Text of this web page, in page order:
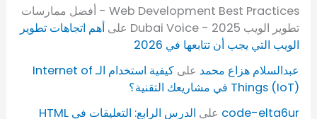
Web Development Best Practices - أفضل ممارسات
تطوير الويب 2025 - Dubai Voice
علىأهم اتجاهات تطوير
الويب التي يجب أن تتابعها في 2026
عبدالسلام هزاع محمد على
كيفية استخدام الـ Internet of
Things (IoT) في مشاريعك التقنية؟
code-elta6ur على الدرس الرابع: التعليقات في HTML